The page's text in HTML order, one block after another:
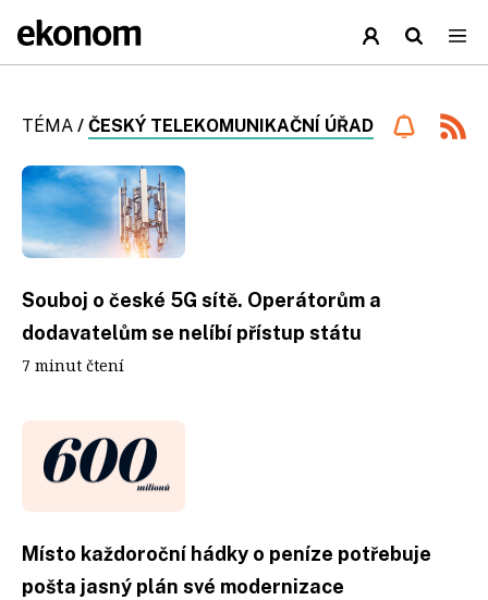
TÉMA / ČESKÝ TELEKOMUNIKAČNÍ ÚŘAD
Souboj o české 5G sítě. Operátorům a
dodavatelům se nelíbí přístup státu
7 minut čtení
Místo každoroční hádky o peníze potřebuje
pošta jasný plán své modernizace